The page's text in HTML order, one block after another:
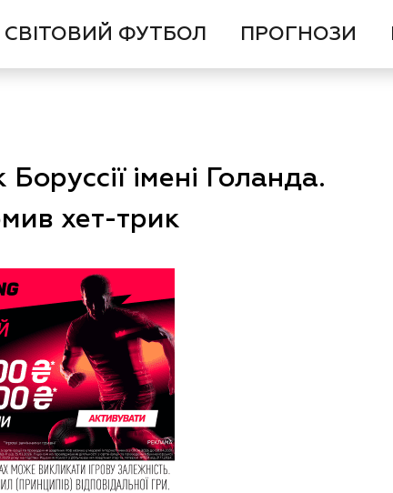
СВІТОВИЙ ФУТБОЛ ПРОГНОЗИ
імені Голанда.
хет-трик